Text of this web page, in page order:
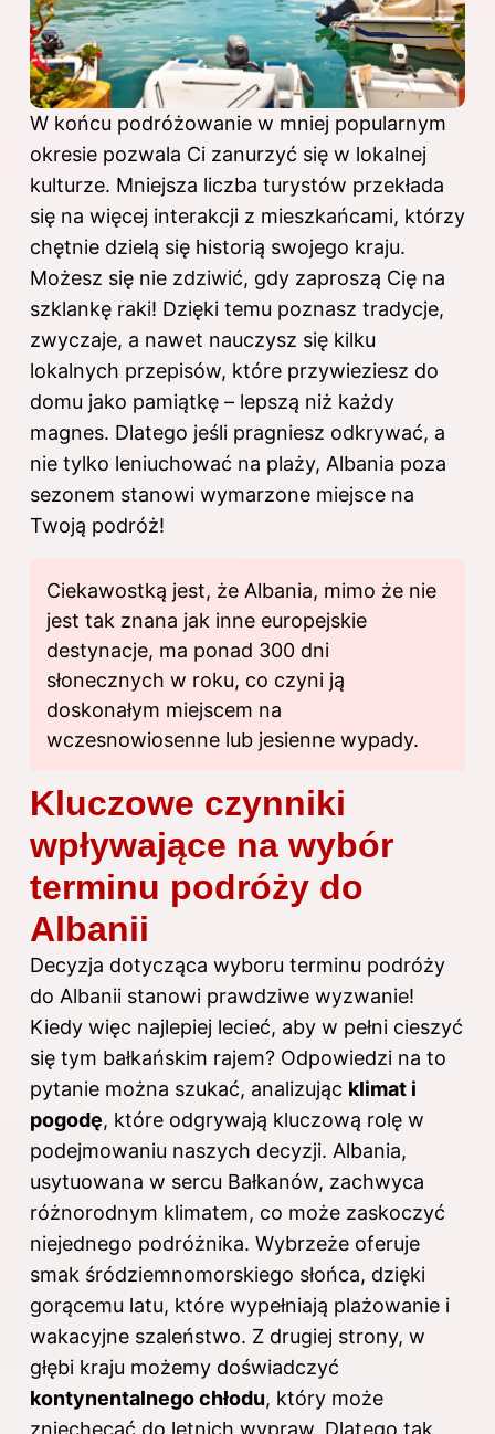
W końcu podróżowanie w mniej popularnym
okresie pozwala Ci zanurzyć się w lokalnej
kulturze. Mniejsza liczba turystów przekłada
się na więcej interakcji z mieszkańcami, którzy
chętnie dzielą się historią swojego kraju.
Możesz się nie zdziwić, gdy zaproszą Cię na
szklankę raki! Dzięki temu poznasz tradycje,
zwyczaje, a nawet nauczysz się kilku
lokalnych przepisów, które przywieziesz do
domu jako pamiątkę – lepszą niż każdy
magnes. Dlatego jeśli pragniesz odkrywać, a
nie tylko leniuchować na plaży, Albania poza
sezonem stanowi wymarzone miejsce na
Twoją podróż!
Ciekawostką jest, że Albania, mimo że nie
jest tak znana jak inne europejskie
destynacje, ma ponad 300 dni
słonecznych w roku, co czyni ją
doskonałym miejscem na
wczesnowiosenne lub jesienne wypady.
Kluczowe czynniki
wpływające na wybór
terminu podróży do
Albanii
Decyzja dotycząca wyboru terminu podróży
do Albanii stanowi prawdziwe wyzwanie!
Kiedy więc najlepiej lecieć, aby w pełni cieszyć
się tym bałkańskim rajem? Odpowiedzi na to
pytanie można szukać, analizując klimat i
pogodę, które odgrywają kluczową rolę w
podejmowaniu naszych decyzji. Albania,
usytuowana w sercu Bałkanów, zachwyca
różnorodnym klimatem, co może zaskoczyć
niejednego podróżnika. Wybrzeże oferuje
smak śródziemnomorskiego słońca, dzięki
gorącemu latu, które wypełniają plażowanie i
wakacyjne szaleństwo. Z drugiej strony, w
głębi kraju możemy doświadczyć
kontynentalnego chłodu, który może
zniechęcać do letnich wypraw. Dlatego tak